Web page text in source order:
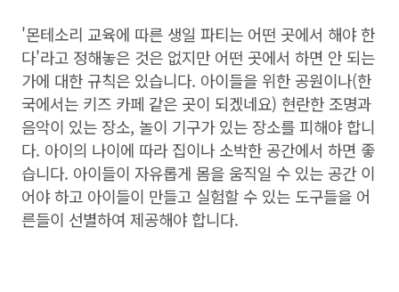
'몬테소리 교육에 따른 생일 파티는 어떤 곳에서 해야 한
다'라고 정해놓은 것은 없지만 어떤 곳에서 하면 안 되는
가에 대한 규칙은 있습니다. 아이들을 위한 공원이나(한
국에서는 키즈 카페 같은 곳이 되겠네요) 현란한 조명과
음악이 있는 장소, 놀이 기구가 있는 장소를 피해야 합니
다. 아이의 나이에 따라 집이나 소박한 공간에서 하면 좋
습니다. 아이들이 자유롭게 몸을 움직일 수 있는 공간 이
어야 하고 아이들이 만들고 실험할 수 있는 도구들을 어
른들이 선별하여 제공해야 합니다.